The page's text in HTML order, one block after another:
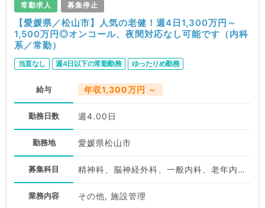
常勤求人 募集停止
【愛媛県／松山市】人気の老健！週4日1,300万円～
1,500万円◎オンコール、夜間対応なし可能です（内科
系／常勤）
当直なし 週4日以下の常勤勤務 ゆったりめ勤務
給与 年収1,300万円 ～
勤務日数 週4.00日
勤務地 愛媛県松山市
募集科目 精神科、脳神経外科、一般内科、老年内科、外科系全般、一般外科
業務内容 その他, 施設管理